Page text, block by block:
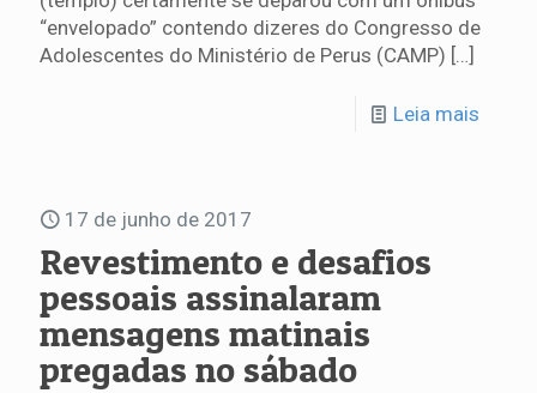
“envelopado” contendo dizeres do Congresso de
Adolescentes do Ministério de Perus (CAMP) […]
Leia mais
17 de junho de 2017
Revestimento e desafios
pessoais assinalaram
mensagens matinais
pregadas no sábado